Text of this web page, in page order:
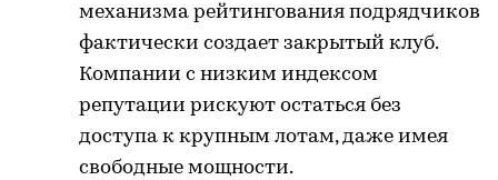
механизма рейтингования подрядчиков
фактически создает закрытый клуб.
Компании с низким индексом
репутации рискуют остаться без
доступа к крупным лотам, даже имея
свободные мощности.